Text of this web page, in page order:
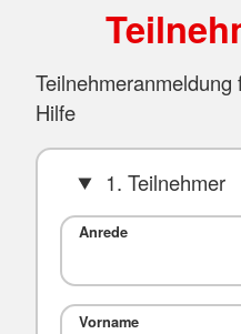
Hilfe
1. Teilnehmer
Anrede
Vorname